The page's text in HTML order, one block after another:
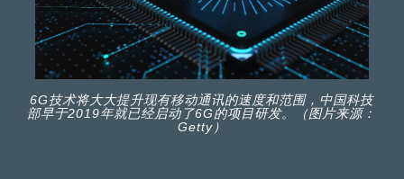
6G技术将大大提升现有移动通讯的速度和范围，中国科技
部早于2019年就已经启动了6G的项目研发。（图片来源：
Getty）